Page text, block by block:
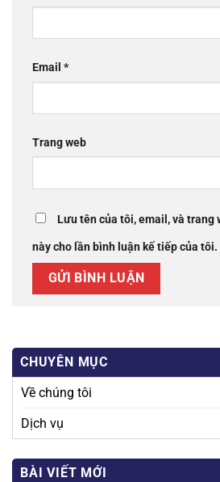
Email *
Trang web
Lưu tên của tôi, email, và trang
này cho lần bình luận kế tiếp của tôi.
CHUYÊN MỤC
Về chúng tôi
Dịch vụ
BÀI VIẾT MỚI